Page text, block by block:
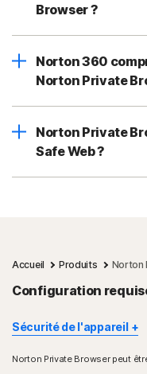
Browser ?
Norton 360
Norton Private
Norton Private
Safe Web ?
Accueil Produits Norton
Configuration
Sécurité de l'appareil
Systèmes
Norton Private Browser peut